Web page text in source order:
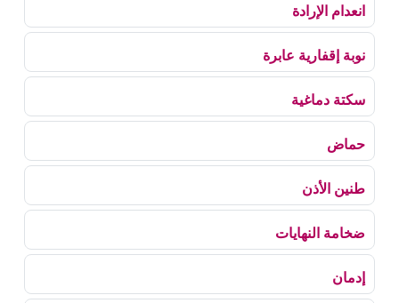
انعدام الإرادة
نوبة إقفارية عابرة
سكتة دماغية
حماض
طنين الأذن
ضخامة النهايات
إدمان